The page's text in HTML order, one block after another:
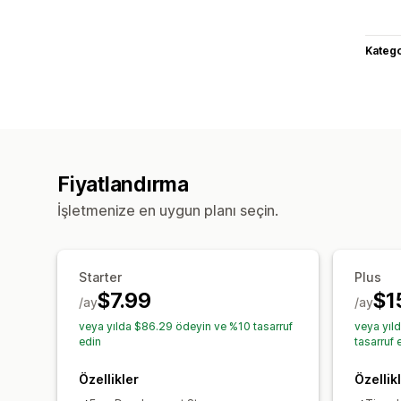
Fiyatlandırma
İşletmenize en uygun planı seçin.
Starter
$7.99
/ay
veya yılda $86.29 ödeyin ve %10 tasarruf
edin
Özellikler
Plus
/ay
veya
tasarruf